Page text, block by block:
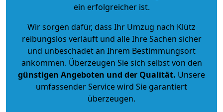
ein erfolgreicher ist.
Wir sorgen dafür, dass Ihr Umzug nach Klütz
reibungslos verläuft und alle Ihre Sachen sicher
und unbeschadet an Ihrem Bestimmungsort
ankommen. Überzeugen Sie sich selbst von den
günstigen Angeboten und der Qualität. Unsere
umfassender Service wird Sie garantiert
überzeugen.